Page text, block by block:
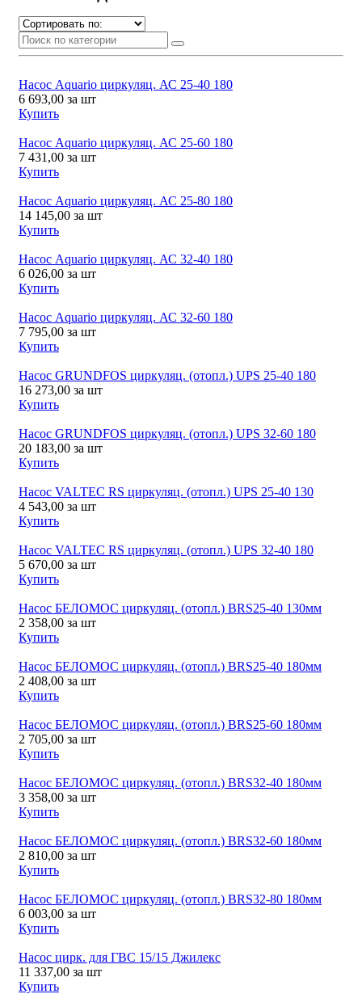
Насос Aquario циркуляц. АС 25-40 180
6 693,00 за шт
Купить
Насос Aquario циркуляц. АС 25-60 180
7 431,00 за шт
Купить
Насос Aquario циркуляц. АС 25-80 180
14 145,00 за шт
Купить
Насос Aquario циркуляц. АС 32-40 180
6 026,00 за шт
Купить
Насос Aquario циркуляц. АС 32-60 180
7 795,00 за шт
Купить
Насос GRUNDFOS циркуляц. (отопл.) UPS 25-40 180
16 273,00 за шт
Купить
Насос GRUNDFOS циркуляц. (отопл.) UPS 32-60 180
20 183,00 за шт
Купить
Насос VALTEC RS циркуляц. (отопл.) UPS 25-40 130
4 543,00 за шт
Купить
Насос VALTEC RS циркуляц. (отопл.) UPS 32-40 180
5 670,00 за шт
Купить
Насос БЕЛОМОС циркуляц. (отопл.) BRS25-40 130мм
2 358,00 за шт
Купить
Насос БЕЛОМОС циркуляц. (отопл.) BRS25-40 180мм
2 408,00 за шт
Купить
Насос БЕЛОМОС циркуляц. (отопл.) BRS25-60 180мм
2 705,00 за шт
Купить
Насос БЕЛОМОС циркуляц. (отопл.) BRS32-40 180мм
3 358,00 за шт
Купить
Насос БЕЛОМОС циркуляц. (отопл.) BRS32-60 180мм
2 810,00 за шт
Купить
Насос БЕЛОМОС циркуляц. (отопл.) BRS32-80 180мм
6 003,00 за шт
Купить
Насос цирк. для ГВС 15/15 Джилекс
11 337,00 за шт
Купить